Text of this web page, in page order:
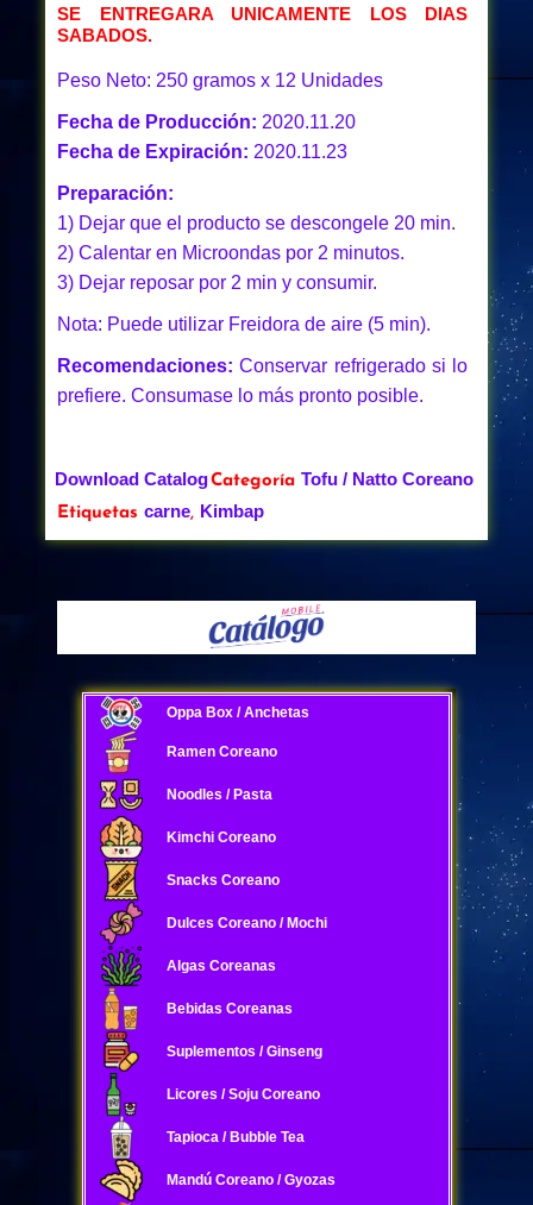
SE ENTREGARA UNICAMENTE LOS DIAS
SABADOS.
Peso Neto: 250 gramos x 12 Unidades
Fecha de Producción: 2020.11.20
Fecha de Expiración: 2020.11.23
Preparación:
1) Dejar que el producto se descongele 20 min.
2) Calentar en Microondas por 2 minutos.
3) Dejar reposar por 2 min y consumir.
Nota: Puede utilizar Freidora de aire (5 min).
Recomendaciones:Conservar refrigerado si lo
prefiere. Consumase lo más pronto posible.
Download CatalogCategoría Tofu / Natto Coreano
Etiquetas carne, Kimbap
Oppa Box / Anchetas
Ramen Coreano
Noodles / Pasta
Kimchi Coreano
Snacks Coreano
Dulces Coreano / Mochi
Algas Coreanas
Bebidas Coreanas
Suplementos / Ginseng
Licores / Soju Coreano
Tapioca / Bubble Tea
Mandú Coreano / Gyozas